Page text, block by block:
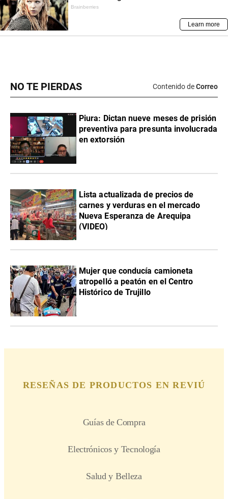
NO TE PIERDAS Contenido deCorreo
Piura: Dictan nueve meses de prisión
preventiva para presunta involucrada
en extorsión
Lista actualizada de precios de
carnes y verduras en el mercado
Nueva Esperanza de Arequipa
(VIDEO)
Mujer que conducía camioneta
atropelló a peatón en el Centro
Histórico de Trujillo